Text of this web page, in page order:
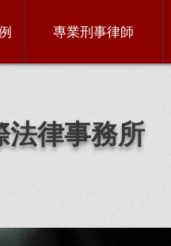
專業刑事律師
法律事務所